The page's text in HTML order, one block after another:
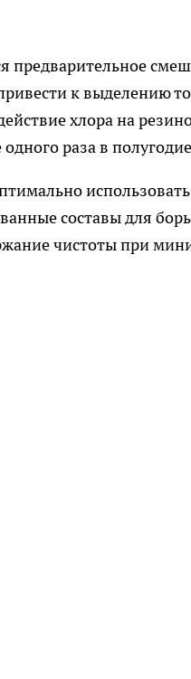
предварительное
к выделению
хлора на
раза в
составы для
чистоты при